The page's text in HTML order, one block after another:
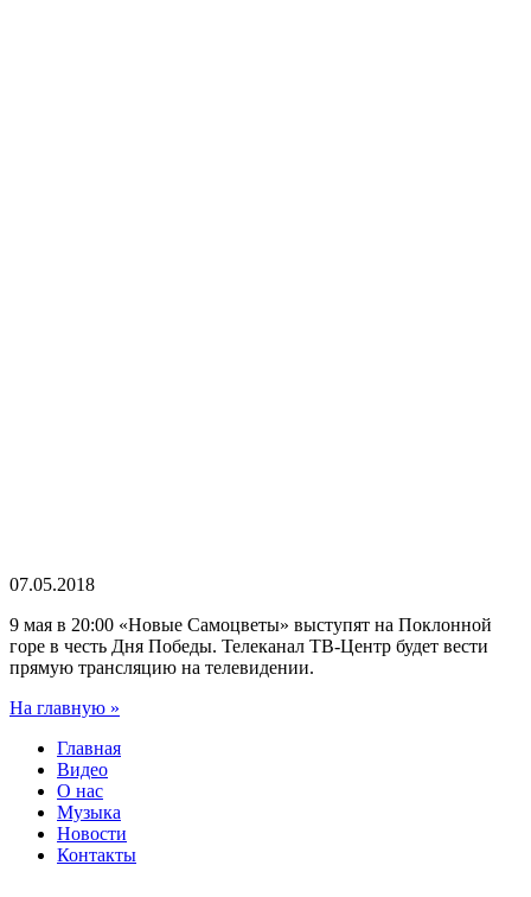
07.05.2018
9 мая в 20:00 «Новые Самоцветы» выступят на Поклонной
горе в честь Дня Победы. Телеканал ТВ-Центр будет вести
прямую трансляцию на телевидении.
На главную »
Главная
Видео
О нас
Музыка
Новости
Контакты